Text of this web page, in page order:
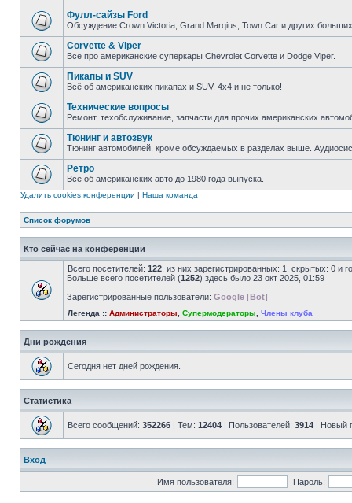
Фулл-сайзы Ford
Обсуждение Crown Victoria, Grand Marqius, Town Car и других
Corvette & Viper
Все про американские суперкары Chevrolet Corvette и Dodge Viper.
Пикапы и SUV
Всё об американских пикапах и SUV. 4х4 и не только!
Технические вопросы
Ремонт, техобслуживание, запчасти для прочих американских
Тюнинг и автозвук
Тюнинг автомобилей, кроме обсуждаемых в разделах выше.
Ретро
Все об американских авто до 1980 года выпуска.
Удалить cookies конференции | Наша команда
Список форумов
Кто сейчас на конференции
Всего посетителей: 122 , из них зарегистрированных: 1, скрытых: 0 и
Больше всего посетителей (1252) здесь было 23 окт 2025, 01:59
Зарегистрированные пользователи: Google [Bot]
Легенда :: Администраторы Супермодераторы Члены клуба
Дни рождения
Сегодня нет дней рождения.
Статистика
Всего сообщений: 352266 | Тем: 12404 | Пользователей: 3914 | Новый
Вход
Имя пользователя: Пароль: